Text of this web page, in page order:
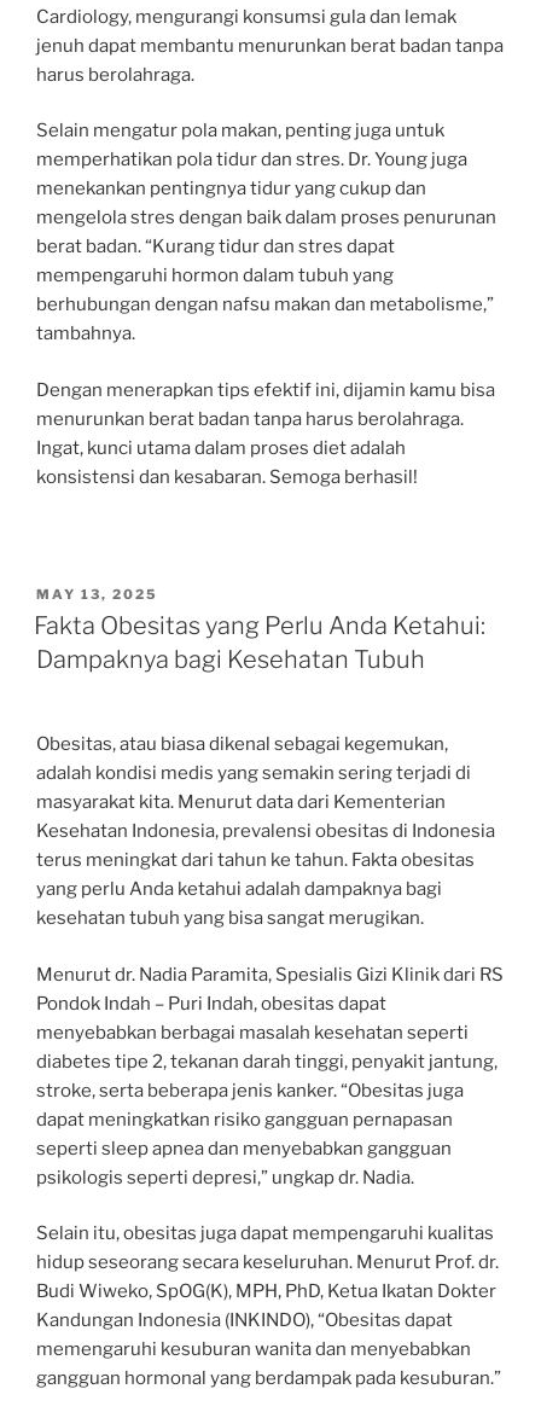
Cardiology, mengurangi konsumsi gula dan lemak
jenuh dapat membantu menurunkan berat badan tanpa
harus berolahraga.
Selain mengatur pola makan, penting juga untuk
memperhatikan pola tidur dan stres. Dr. Young juga
menekankan pentingnya tidur yang cukup dan
mengelola stres dengan baik dalam proses penurunan
berat badan. “Kurang tidur dan stres dapat
mempengaruhi hormon dalam tubuh yang
berhubungan dengan nafsu makan dan metabolisme,”
tambahnya.
Dengan menerapkan tips efektif ini, dijamin kamu bisa
menurunkan berat badan tanpa harus berolahraga.
Ingat, kunci utama dalam proses diet adalah
konsistensi dan kesabaran. Semoga berhasil!
POSTED
ON
MAY 13, 2025
Fakta Obesitas yang Perlu Anda Ketahui:
Dampaknya bagi Kesehatan Tubuh
Obesitas, atau biasa dikenal sebagai kegemukan,
adalah kondisi medis yang semakin sering terjadi di
masyarakat kita. Menurut data dari Kementerian
Kesehatan Indonesia, prevalensi obesitas di Indonesia
terus meningkat dari tahun ke tahun. Fakta obesitas
yang perlu Anda ketahui adalah dampaknya bagi
kesehatan tubuh yang bisa sangat merugikan.
Menurut dr. Nadia Paramita, Spesialis Gizi Klinik dari RS
Pondok Indah – Puri Indah, obesitas dapat
menyebabkan berbagai masalah kesehatan seperti
diabetes tipe 2, tekanan darah tinggi, penyakit jantung,
stroke, serta beberapa jenis kanker. “Obesitas juga
dapat meningkatkan risiko gangguan pernapasan
seperti sleep apnea dan menyebabkan gangguan
psikologis seperti depresi,” ungkap dr. Nadia.
Selain itu, obesitas juga dapat mempengaruhi kualitas
hidup seseorang secara keseluruhan. Menurut Prof. dr.
Budi Wiweko, SpOG(K), MPH, PhD, Ketua Ikatan Dokter
Kandungan Indonesia (INKINDO), “Obesitas dapat
memengaruhi kesuburan wanita dan menyebabkan
gangguan hormonal yang berdampak pada kesuburan.”